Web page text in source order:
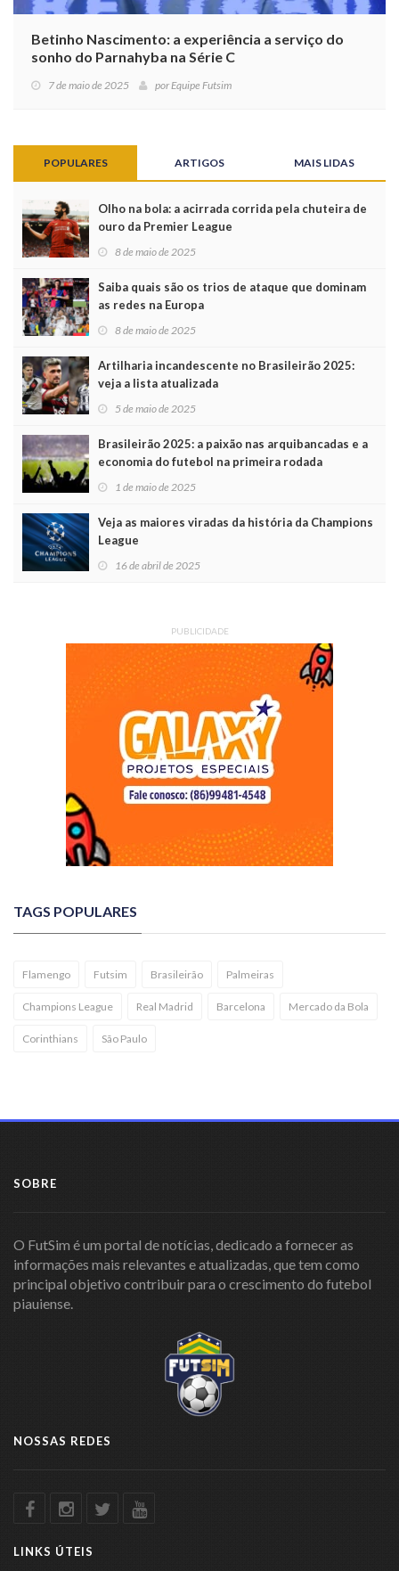
Betinho Nascimento: a experiência a serviço do
sonho do Parnahyba na Série C
7 de maio de 2025 por Equipe Futsim
POPULARES ARTIGOS MAIS LIDAS
Olho na bola: a acirrada corrida pela chuteira de
ouro da Premier League
8 de maio de 2025
Saiba quais são os trios de ataque que dominam
as redes na Europa
8 de maio de 2025
Artilharia incandescente no Brasileirão 2025:
veja a lista atualizada
5 de maio de 2025
Brasileirão 2025: a paixão nas arquibancadas e a
economia do futebol na primeira rodada
1 de maio de 2025
Veja as maiores viradas da história da Champions
League
16 de abril de 2025
PUBLICIDADE
TAGS POPULARES
Flamengo Futsim Brasileirão Palmeiras
Champions League Real Madrid Barcelona Mercado da Bola
Corinthians São Paulo
SOBRE
O FutSim é um portal de notícias, dedicado a fornecer as
informações mais relevantes e atualizadas, que tem como
principal objetivo contribuir para o crescimento do futebol
piauiense.
NOSSAS REDES
LINKS ÚTEIS